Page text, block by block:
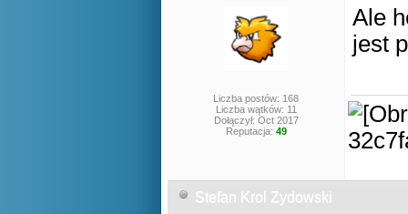
Liczba postów: 168
Liczba wątków: 11
Dołączył: Oct 2017
Reputacja: 49
Ale
jest
Stefan Krol Zydowski